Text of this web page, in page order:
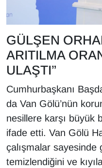
GÜLŞEN
ARITILMA
ULAŞTI”
Cumhurbaşkanı
da Van Gölü’nün
nesillere karşı büyük
ifade etti. Van Gölü
çalışmalar sayesinde
temizlendiğini ve